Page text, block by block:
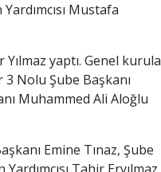
Mustafa
yaptı. Genel kurula
Nolu Şube Başkanı
Muhammed Ali Aloğlu
Emine Tınaz, Şube